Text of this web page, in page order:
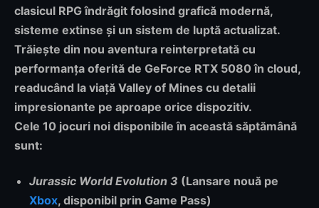
clasicul RPG îndrăgit folosind grafică modernă,
sisteme extinse și un sistem de luptă actualizat.
Trăiește din nou aventura reinterpretată cu
performanța oferită de GeForce RTX 5080 în cloud,
readucând la viață Valley of Mines cu detalii
impresionante pe aproape orice dispozitiv.
Cele 10 jocuri noi disponibile în această săptămână
sunt:
Jurassic World Evolution 3 (Lansare nouă pe
Xbox, disponibil prin Game Pass)